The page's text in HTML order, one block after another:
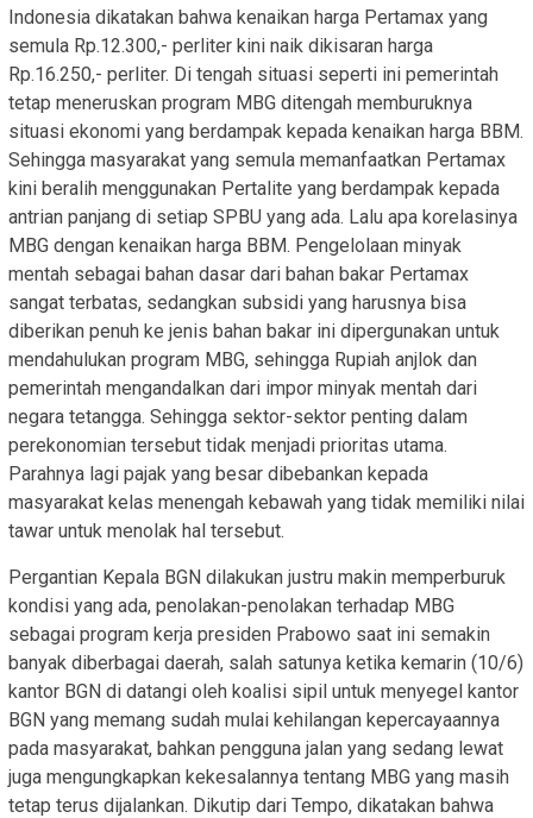
Indonesia dikatakan bahwa kenaikan harga Pertamax yang
semula Rp.12.300,- perliter kini naik dikisaran harga
Rp.16.250,- perliter. Di tengah situasi seperti ini pemerintah
tetap meneruskan program MBG ditengah memburuknya
situasi ekonomi yang berdampak kepada kenaikan harga BBM.
Sehingga masyarakat yang semula memanfaatkan Pertamax
kini beralih menggunakan Pertalite yang berdampak kepada
antrian panjang di setiap SPBU yang ada. Lalu apa korelasinya
MBG dengan kenaikan harga BBM. Pengelolaan minyak
mentah sebagai bahan dasar dari bahan bakar Pertamax
sangat terbatas, sedangkan subsidi yang harusnya bisa
diberikan penuh ke jenis bahan bakar ini dipergunakan untuk
mendahulukan program MBG, sehingga Rupiah anjlok dan
pemerintah mengandalkan dari impor minyak mentah dari
negara tetangga. Sehingga sektor-sektor penting dalam
perekonomian tersebut tidak menjadi prioritas utama.
Parahnya lagi pajak yang besar dibebankan kepada
masyarakat kelas menengah kebawah yang tidak memiliki nilai
tawar untuk menolak hal tersebut.
Pergantian Kepala BGN dilakukan justru makin memperburuk
kondisi yang ada, penolakan-penolakan terhadap MBG
sebagai program kerja presiden Prabowo saat ini semakin
banyak diberbagai daerah, salah satunya ketika kemarin (10/6)
kantor BGN di datangi oleh koalisi sipil untuk menyegel kantor
BGN yang memang sudah mulai kehilangan kepercayaannya
pada masyarakat, bahkan pengguna jalan yang sedang lewat
juga mengungkapkan kekesalannya tentang MBG yang masih
tetap terus dijalankan. Dikutip dari Tempo, dikatakan bahwa